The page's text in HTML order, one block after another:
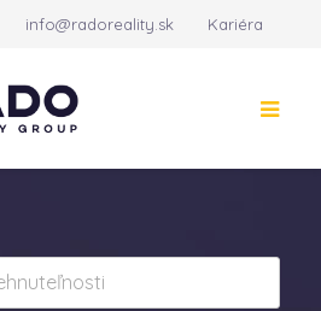
info@radoreality.sk Kariéra